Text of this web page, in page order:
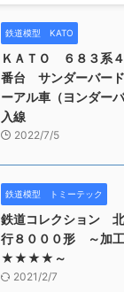
鉄道模型 KATO
ＫＡＴＯ ６８３系
番台 サンダーバー
ーアル車（ヨンダーバ
入線
2022/7/5
鉄道模型 トミーテック
鉄道コレクション
行８０００形 ～加
★★★★～
2021/2/7